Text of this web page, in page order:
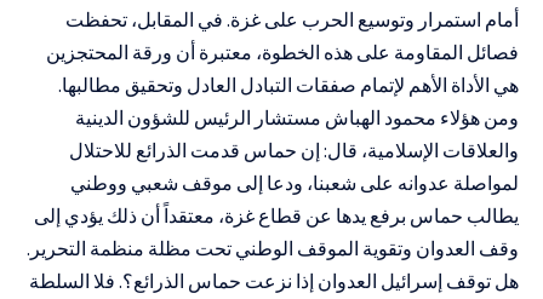
أمام استمرار وتوسيع الحرب على غزة. في المقابل، تحفظت
فصائل المقاومة على هذه الخطوة، معتبرة أن ورقة المحتجزين
هي الأداة الأهم لإتمام صفقات التبادل العادل وتحقيق مطالبها.
ومن هؤلاء محمود الهباش مستشار الرئيس للشؤون الدينية
والعلاقات الإسلامية، قال: إن حماس قدمت الذرائع للاحتلال
لمواصلة عدوانه على شعبنا، ودعا إلى موقف شعبي ووطني
يطالب حماس برفع يدها عن قطاع غزة، معتقداً أن ذلك يؤدي إلى
وقف العدوان وتقوية الموقف الوطني تحت مظلة منظمة التحرير.
هل توقف إسرائيل العدوان إذا نزعت حماس الذرائع؟. فلا السلطة